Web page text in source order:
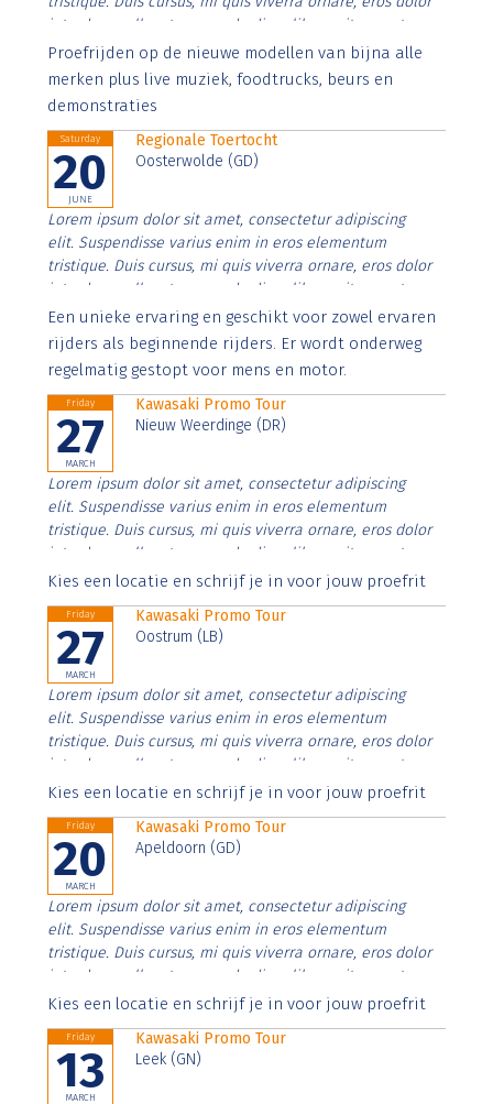
interdum nulla, ut commodo diam libero vitae erat.
Aenean faucibus nibh et justo cursus id rutrum lorem
imperdiet. Nunc ut sem vitae risus tristique posuere.
Proefrijden op de nieuwe modellen van bijna alle
merken plus live muziek, foodtrucks, beurs en
demonstraties
Saturday
20
JUNE
Regionale Toertocht
Oosterwolde (GD)
Lorem ipsum dolor sit amet, consectetur adipiscing
elit. Suspendisse varius enim in eros elementum
tristique. Duis cursus, mi quis viverra ornare, eros dolor
interdum nulla, ut commodo diam libero vitae erat.
Aenean faucibus nibh et justo cursus id rutrum lorem
imperdiet. Nunc ut sem vitae risus tristique posuere.
Een unieke ervaring en geschikt voor zowel ervaren
rijders als beginnende rijders. Er wordt onderweg
regelmatig gestopt voor mens en motor.
Friday
27
MARCH
Kawasaki Promo Tour
Nieuw Weerdinge (DR)
Lorem ipsum dolor sit amet, consectetur adipiscing
elit. Suspendisse varius enim in eros elementum
tristique. Duis cursus, mi quis viverra ornare, eros dolor
interdum nulla, ut commodo diam libero vitae erat.
Aenean faucibus nibh et justo cursus id rutrum lorem
Kies een locatie en schrijf je in voor jouw proefrit
Friday
27
MARCH
Kawasaki Promo Tour
Oostrum (LB)
Lorem ipsum dolor sit amet, consectetur adipiscing
elit. Suspendisse varius enim in eros elementum
tristique. Duis cursus, mi quis viverra ornare, eros dolor
interdum nulla, ut commodo diam libero vitae erat.
Aenean faucibus nibh et justo cursus id rutrum lorem
Kies een locatie en schrijf je in voor jouw proefrit
Friday
20
MARCH
Kawasaki Promo Tour
Apeldoorn (GD)
Lorem ipsum dolor sit amet, consectetur adipiscing
elit. Suspendisse varius enim in eros elementum
tristique. Duis cursus, mi quis viverra ornare, eros dolor
interdum nulla, ut commodo diam libero vitae erat.
Aenean faucibus nibh et justo cursus id rutrum lorem
Kies een locatie en schrijf je in voor jouw proefrit
Friday
13
MARCH
Kawasaki Promo Tour
Leek (GN)